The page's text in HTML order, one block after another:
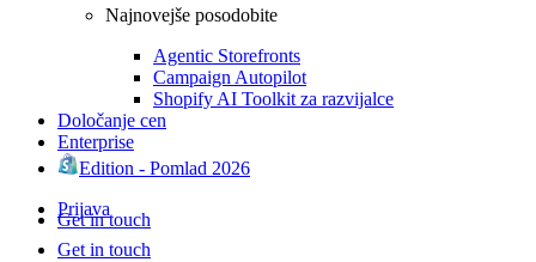
Najnovejše posodobite
Agentic Storefronts
Campaign Autopilot
Shopify AI Toolkit za razvijalce
Določanje cen
Enterprise
Edition - Pomlad 2026
Prijava
Get in touch
Get in touch